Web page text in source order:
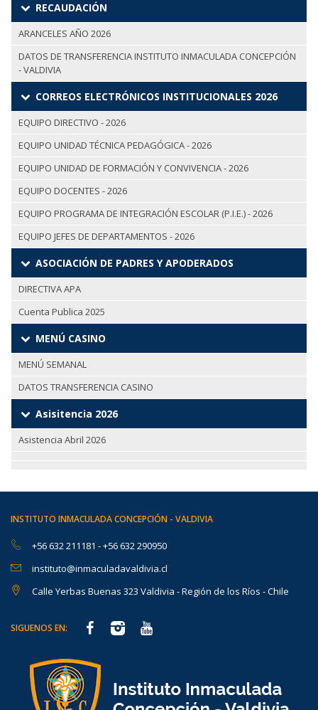
RECAUDACIÓN
ARANCELES AÑO 2026
DATOS DE TRANSFERENCIA INSTITUTO INMACULADA CONCEPCIÓN
- VALDIVIA
CORREOS ELECTRÓNICOS INSTITUCIONALES 2026
EQUIPO DIRECTIVO - 2026
EQUIPO UNIDAD TÉCNICA PEDAGÓGICA - 2026
EQUIPO UNIDAD DE FORMACIÓN Y CONVIVENCIA - 2026
EQUIPO DOCENTES - 2026
EQUIPO PROGRAMA DE INTEGRACIÓN ESCOLAR (P.I.E.) - 2026
EQUIPO JEFES DE DEPARTAMENTOS - 2026
ASOCIACIÓN DE PADRES Y APODERADOS
DIRECTIVA APA
Cuenta Publica 2025
MENÚ CASINO
MENÚ SEMANAL
DATOS TRANSFERENCIA CASINO
Asisitencia 2026
Asistencia Abril 2026
INSTITUTO INMACULADA CONCEPCIÓN - VALDIVIA
+56 632 211181 -+56 632 290950
instituto@inmaculadavaldivia.cl
Calle Yerbas Buenas 323 Valdivia - Región de los Ríos - Chile
SIGUENOS EN: